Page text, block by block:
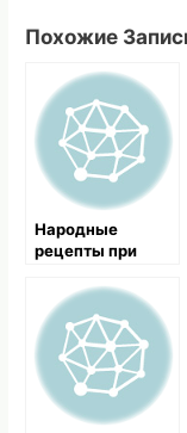
Похожие
Народные
рецепты при
состоянии